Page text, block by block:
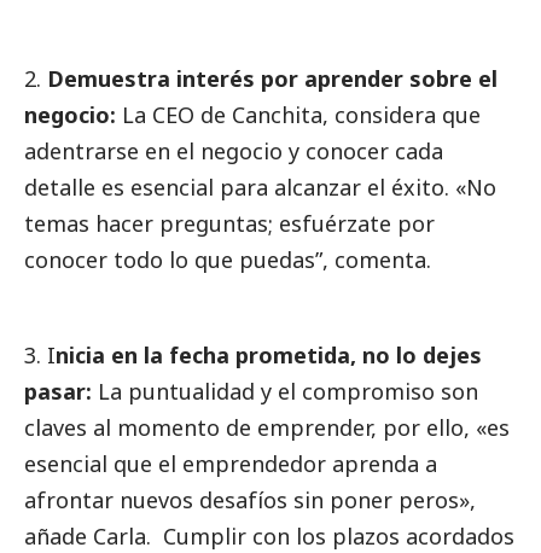
Demuestra interés por aprender sobre el
negocio: La CEO de Canchita, considera que
adentrarse en el negocio y conocer cada
detalle es esencial para alcanzar el éxito. «No
temas hacer preguntas; esfuérzate por
conocer todo lo que puedas”, comenta.
Inicia en la fecha prometida, no lo dejes
pasar: La puntualidad y el compromiso son
claves al momento de emprender, por ello, «es
esencial que el emprendedor aprenda a
afrontar nuevos desafíos sin poner peros»,
añade Carla. Cumplir con los plazos acordados